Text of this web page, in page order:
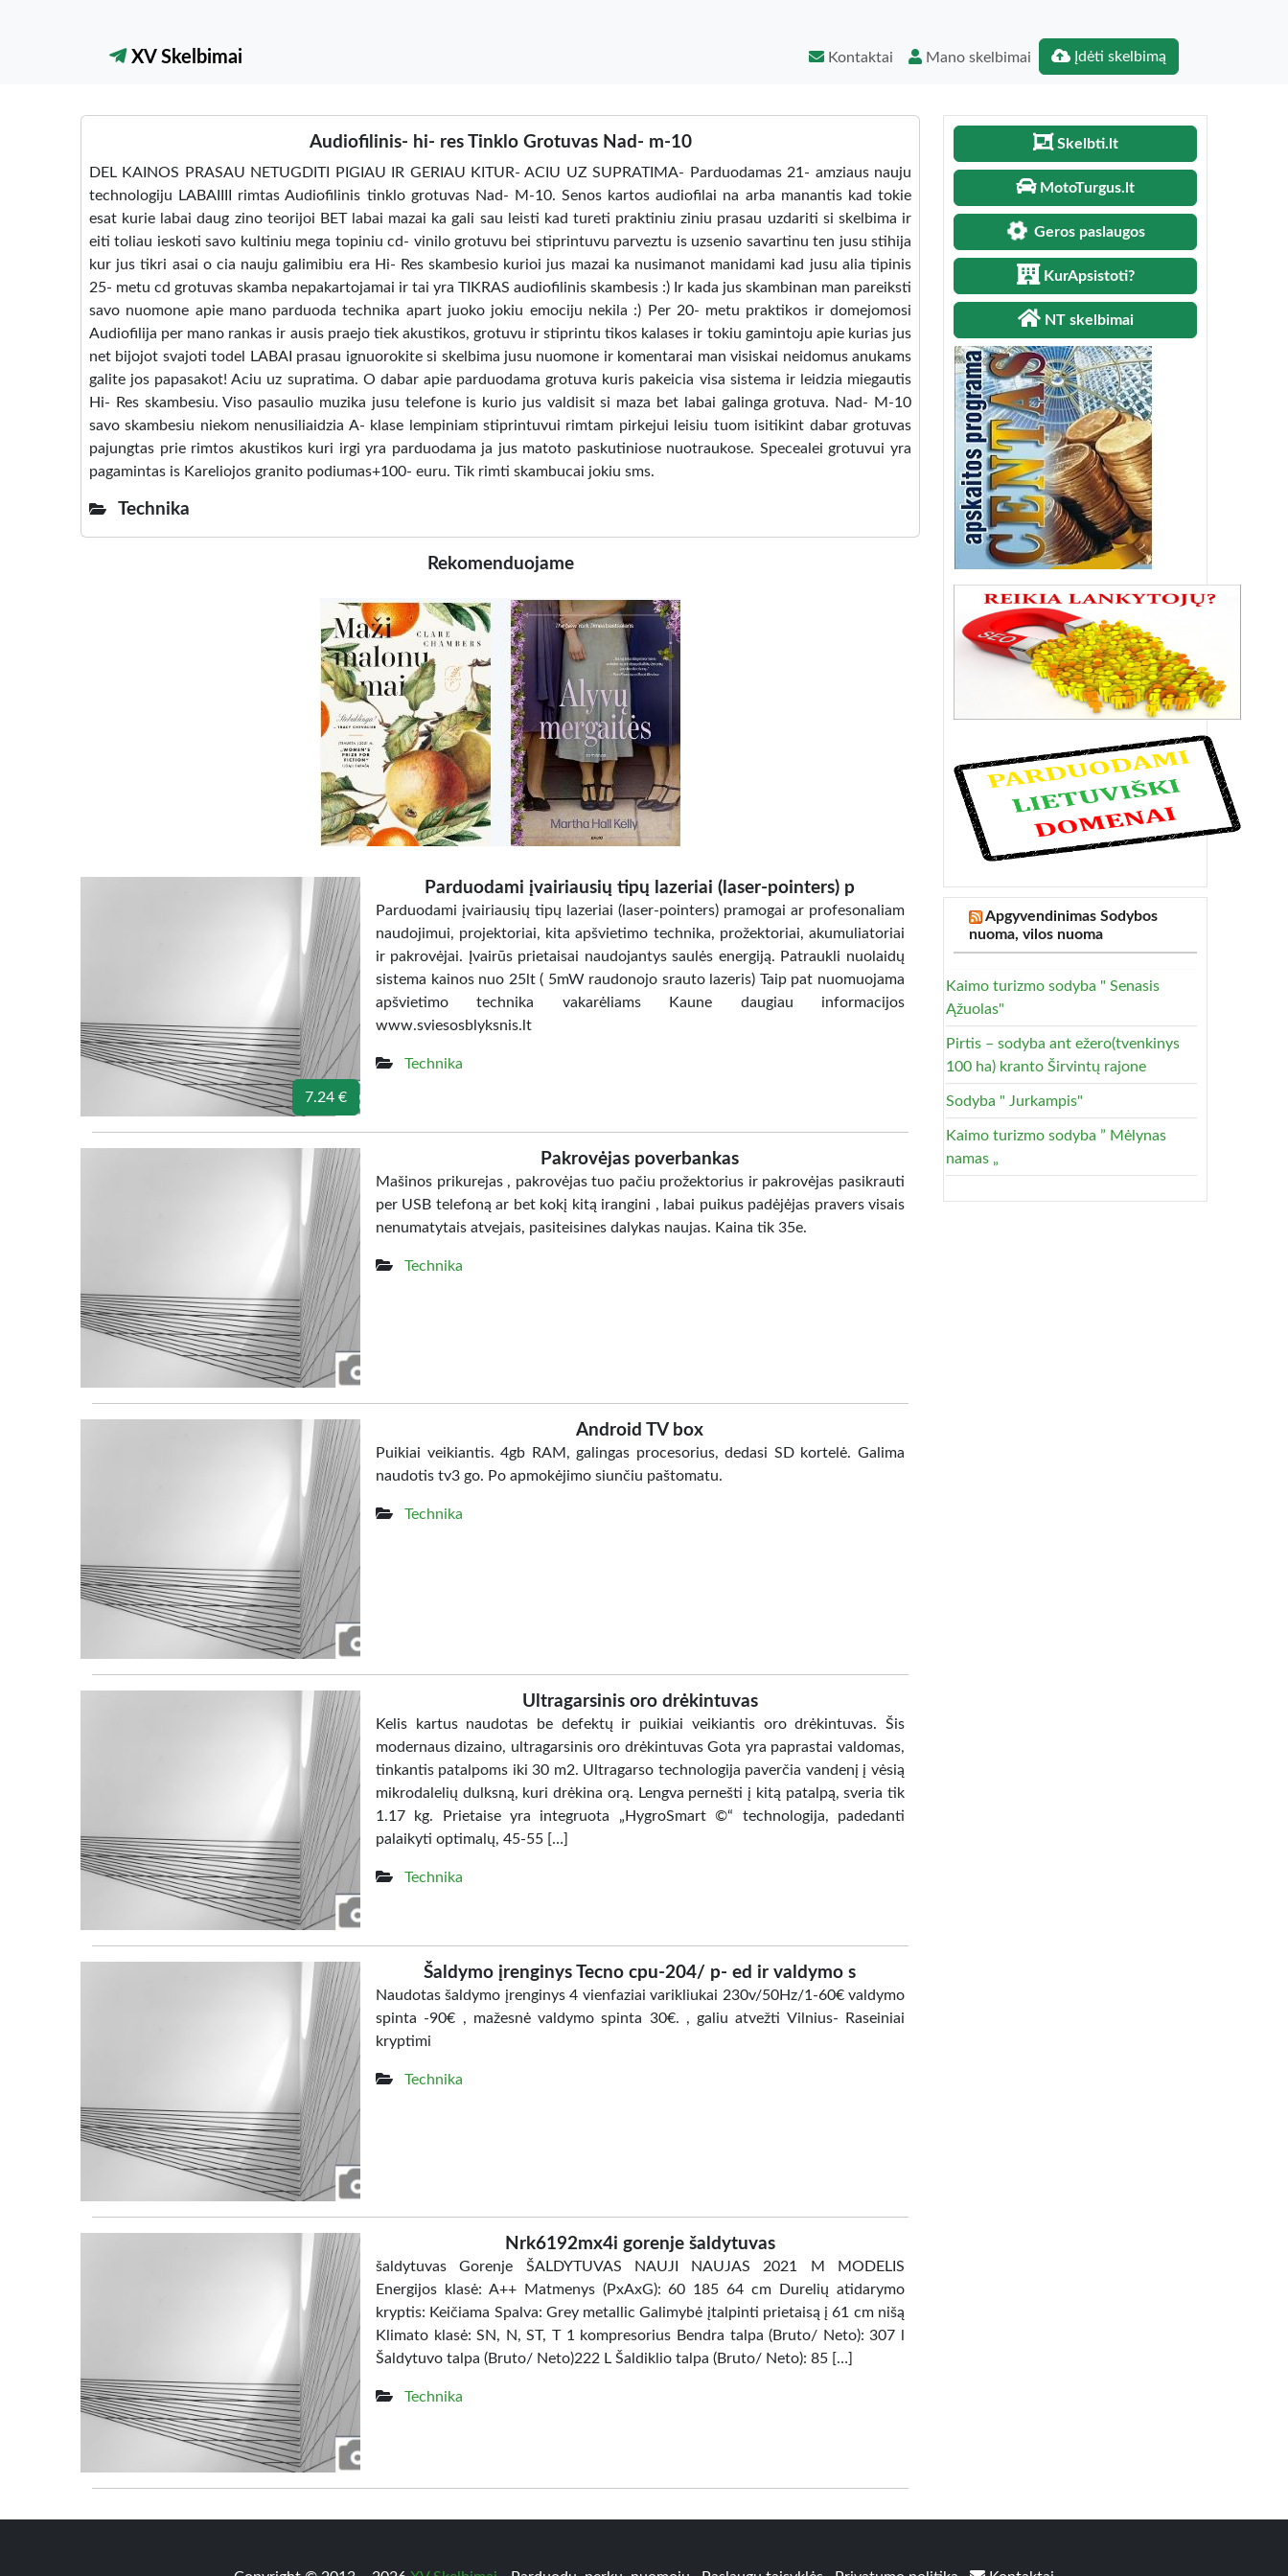
XV Skelbimai Kontaktai Mano skelbimai Įdėti skelbimą
Audiofilinis- hi- res Tinklo Grotuvas Nad- m-10
DEL KAINOS PRASAU NETUGDITI PIGIAU IR GERIAU KITUR- ACIU UZ SUPRATIMA- Parduodamas 21- amziaus nauju
technologiju LABAIIII rimtas Audiofilinis tinklo grotuvas Nad- M-10. Senos kartos audiofilai na arba manantis kad tokie
esat kurie labai daug zino teorijoi BET labai mazai ka gali sau leisti kad tureti praktiniu ziniu prasau uzdariti si skelbima ir
eiti toliau ieskoti savo kultiniu mega topiniu cd- vinilo grotuvu bei stiprintuvu parveztu is uzsenio savartinu ten jusu stihija
kur jus tikri asai o cia nauju galimibiu era Hi- Res skambesio kurioi jus mazai ka nusimanot manidami kad jusu alia tipinis
25- metu cd grotuvas skamba nepakartojamai ir tai yra TIKRAS audiofilinis skambesis :) Ir kada jus skambinan man pareiksti
savo nuomone apie mano parduoda technika apart juoko jokiu emociju nekila :) Per 20- metu praktikos ir domejomosi
Audiofilija per mano rankas ir ausis praejo tiek akustikos, grotuvu ir stiprintu tikos kalases ir tokiu gamintoju apie kurias jus
net bijojot svajoti todel LABAI prasau ignuorokite si skelbima jusu nuomone ir komentarai man visiskai neidomus anukams
galite jos papasakot! Aciu uz supratima. O dabar apie parduodama grotuva kuris pakeicia visa sistema ir leidzia miegautis
Hi- Res skambesiu. Viso pasaulio muzika jusu telefone is kurio jus valdisit si maza bet labai galinga grotuva. Nad- M-10
savo skambesiu niekom nenusiliaidzia A- klase lempiniam stiprintuvui rimtam pirkejui leisiu tuom isitikint dabar grotuvas
pajungtas prie rimtos akustikos kuri irgi yra parduodama ja jus matoto paskutiniose nuotraukose. Specealei grotuvui yra
pagamintas is Kareliojos granito podiumas+100- euru. Tik rimti skambucai jokiu sms.
Technika
Rekomenduojame
7.24 €
Parduodami įvairiausių tipų lazeriai (laser-pointers) p
Parduodami įvairiausių tipų lazeriai (laser-pointers) pramogai ar profesonaliam
naudojimui, projektoriai, kita apšvietimo technika, prožektoriai, akumuliatoriai
ir pakrovėjai. Įvairūs prietaisai naudojantys saulės energiją. Patraukli nuolaidų
sistema kainos nuo 25lt ( 5mW raudonojo srauto lazeris) Taip pat nuomuojama
apšvietimo technika vakarėliams Kaune daugiau informacijos
www.sviesosblyksnis.lt
Technika
Pakrovėjas poverbankas
Mašinos prikurejas , pakrovėjas tuo pačiu prožektorius ir pakrovėjas pasikrauti
per USB telefoną ar bet kokį kitą irangini , labai puikus padėjėjas pravers visais
nenumatytais atvejais, pasiteisines dalykas naujas. Kaina tik 35e.
Technika
Android TV box
Puikiai veikiantis. 4gb RAM, galingas procesorius, dedasi SD kortelė. Galima
naudotis tv3 go. Po apmokėjimo siunčiu paštomatu.
Technika
Ultragarsinis oro drėkintuvas
Kelis kartus naudotas be defektų ir puikiai veikiantis oro drėkintuvas. Šis
modernaus dizaino, ultragarsinis oro drėkintuvas Gota yra paprastai valdomas,
tinkantis patalpoms iki 30 m2. Ultragarso technologija paverčia vandenį į vėsią
mikrodalelių dulksną, kuri drėkina orą. Lengva pernešti į kitą patalpą, sveria tik
1.17 kg. Prietaise yra integruota „HygroSmart ©“ technologija, padedanti
palaikyti optimalų, 45-55 […]
Technika
Šaldymo įrenginys Tecno cpu-204/ p- ed ir valdymo s
Naudotas šaldymo įrenginys 4 vienfaziai varikliukai 230v/50Hz/1-60€ valdymo
spinta -90€ , mažesnė valdymo spinta 30€. , galiu atvežti Vilnius- Raseiniai
kryptimi
Technika
Nrk6192mx4i gorenje šaldytuvas
šaldytuvas Gorenje ŠALDYTUVAS NAUJI NAUJAS 2021 M MODELIS
Energijos klasė: A++ Matmenys (PxAxG): 60 185 64 cm Durelių atidarymo
kryptis: Keičiama Spalva: Grey metallic Galimybė įtalpinti prietaisą į 61 cm nišą
Klimato klasė: SN, N, ST, T 1 kompresorius Bendra talpa (Bruto/ Neto): 307 l
Šaldytuvo talpa (Bruto/ Neto)222 L Šaldiklio talpa (Bruto/ Neto): 85 […]
Technika
Skelbti.lt
MotoTurgus.lt
Geros paslaugos
KurApsistoti?
NT skelbimai
Apgyvendinimas Sodybos
nuoma, vilos nuoma
Kaimo turizmo sodyba " Senasis
Ąžuolas"
Pirtis – sodyba ant ežero(tvenkinys
100 ha) kranto Širvintų rajone
Sodyba " Jurkampis"
Kaimo turizmo sodyba ” Mėlynas
namas „